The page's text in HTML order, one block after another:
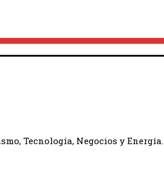
Tecnología, Negocios y Energía.